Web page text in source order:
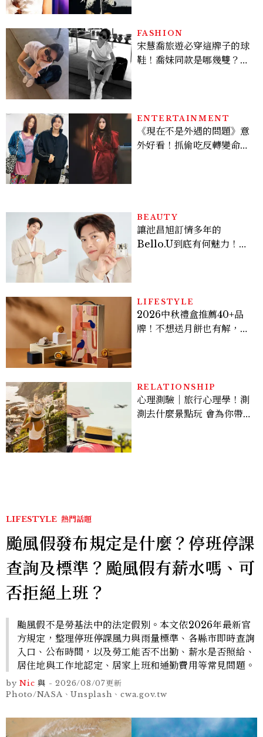
FASHION
宋慧喬旅遊必穿這牌子的球
鞋！喬妹同款是哪幾雙？
ENTERTAINMENT
《現在不是外遇的問題》意
外好看！抓偷吃反轉變命
BEAUTY
讓池昌旭訂情多年的
Bello.U到底有何魅力！揭
倦感，超神！
LIFESTYLE
2026中秋禮盒推薦40+品
牌！不想送月餅也有解，送
RELATIONSHIP
心理測驗｜旅行心理學！測
測去什麼景點玩 會為你帶來
LIFESTYLE 熱門話題
颱風假發布規定是什麼？停班停課
查詢及標準？颱風假有薪水嗎、可
否拒絕上班？
颱風假不是勞基法中的法定假別。本文依2026年最新官
方規定，整理停班停課風力與雨量標準、各縣市即時查詢
入口、公布時間，以及勞工能否不出勤、薪水是否照給、
居住地與工作地認定、居家上班和通勤費用等常見問題。
by Nic 與 -2026/08/07更新
Photo/NASA、Unsplash、cwa.gov.tw